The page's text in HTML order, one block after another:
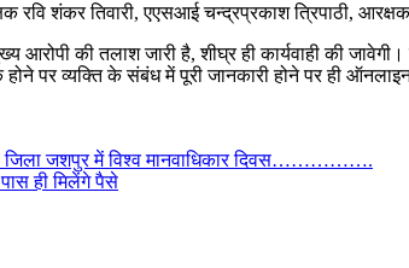
रवि शंकर तिवारी, एएसआई चन्द्रप्रकाश त्रिपाठी,
आरोपी की तलाश जारी है, शीघ्र ही कार्यवाही की
व्यक्ति के संबंध में पूरी जानकारी होने पर ही
जिला जशपुर में विश्व मानवाधिकार दिवस…………….
ही मिलेंगे पैसे